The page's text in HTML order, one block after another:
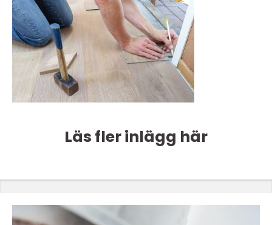
Läs fler inlägg här